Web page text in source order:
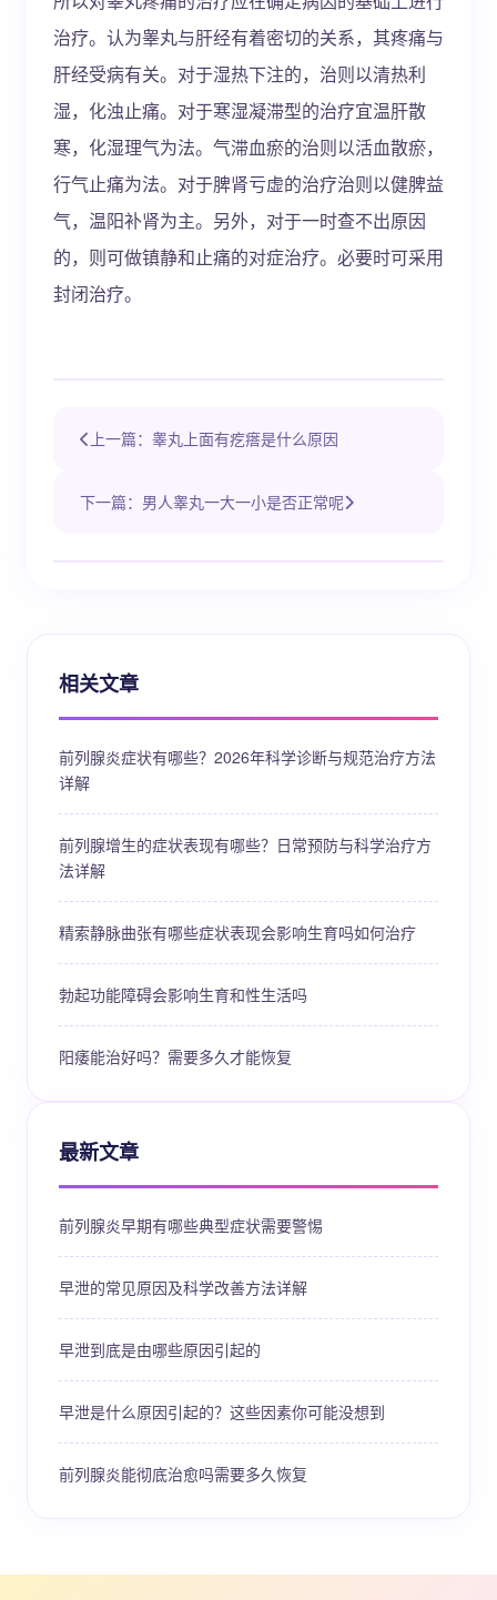
治疗。认为睾丸与肝经有着密切的关系，其疼痛与
肝经受病有关。对于湿热下注的，治则以清热利
湿，化浊止痛。对于寒湿凝滞型的治疗宜温肝散
寒，化湿理气为法。气滞血瘀的治则以活血散瘀，
行气止痛为法。对于脾肾亏虚的治疗治则以健脾益
气，温阳补肾为主。另外，对于一时查不出原因
的，则可做镇静和止痛的对症治疗。必要时可采用
封闭治疗。
上一篇：睾丸上面有疙瘩是什么原因
下一篇：男人睾丸一大一小是否正常呢
相关文章
前列腺炎症状有哪些？2026年科学诊断与规范治疗方法
详解
前列腺增生的症状表现有哪些？日常预防与科学治疗方
法详解
精索静脉曲张有哪些症状表现会影响生育吗如何治疗
勃起功能障碍会影响生育和性生活吗
阳痿能治好吗？需要多久才能恢复
最新文章
前列腺炎早期有哪些典型症状需要警惕
早泄的常见原因及科学改善方法详解
早泄到底是由哪些原因引起的
早泄是什么原因引起的？这些因素你可能没想到
前列腺炎能彻底治愈吗需要多久恢复